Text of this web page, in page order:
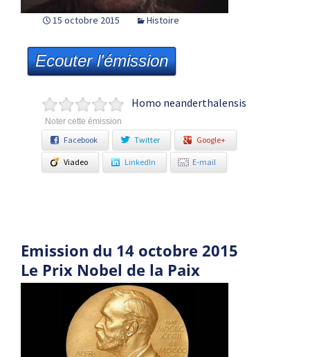
15 octobre 2015 Histoire
Ecouter l'émission
Noter cette émission
Homo neanderthalensis
Facebook Twitter Google+
Viadeo LinkedIn E-mail
Emission du 14 octobre 2015
Le Prix Nobel de la Paix